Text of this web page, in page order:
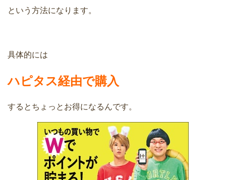
という方法になります。
具体的には
ハピタス経由で購入
するとちょっとお得になるんです。